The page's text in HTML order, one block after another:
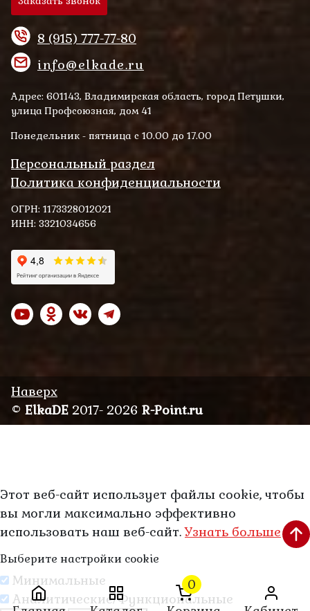
8 (915) 777-77-80
info@elkade.ru
Адрес: 601143, Владимирская область, город Петушки,
улица Профсоюзная, дом 41
Понедельник - пятница с 10.00 до 17.00
Персональный раздел
Политика конфиденциальности
ОГРН: 1173328012021
ИНН: 3321034656
Наверх
© ElkaDE 2017- 2026 R-Point.ru
0
Этот веб-сайт использует файлы cookie, чтобы
вы могли максимально эффективно
использовать наш веб-сайт.Узнать больше
Выберите настройки cookie
Минимальные
Аналитические/Функциональные